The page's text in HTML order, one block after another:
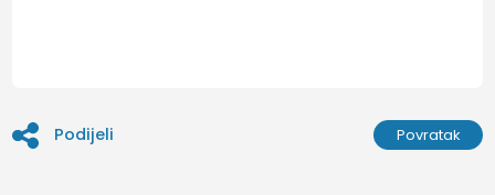
Podijeli Povratak